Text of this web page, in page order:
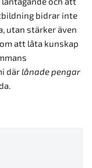
bidrar inte
utan stärker även
att låta kunskap
därlånade pengar